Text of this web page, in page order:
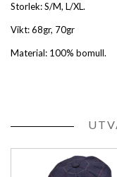
Storlek: S/M, L/XL.
Vikt: 68gr, 70gr
Material: 100% bomull.